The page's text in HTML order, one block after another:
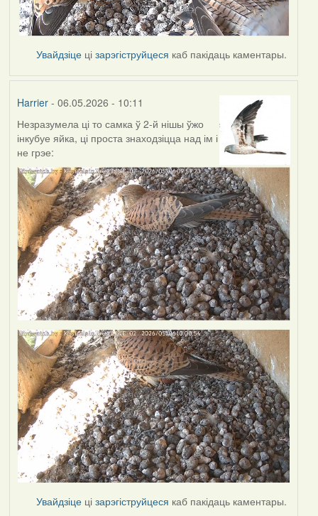
Увайдзіце цізарэгіструйцеся каб пакідаць каментары.
Harrier- 06.05.2026 - 10:11
Незразумела ці то самка ў 2-й нішы ўжо
інкубуе яйка, ці проста знаходзіцца над ім і
не грэе:
Увайдзіце цізарэгіструйцеся каб пакідаць каментары.